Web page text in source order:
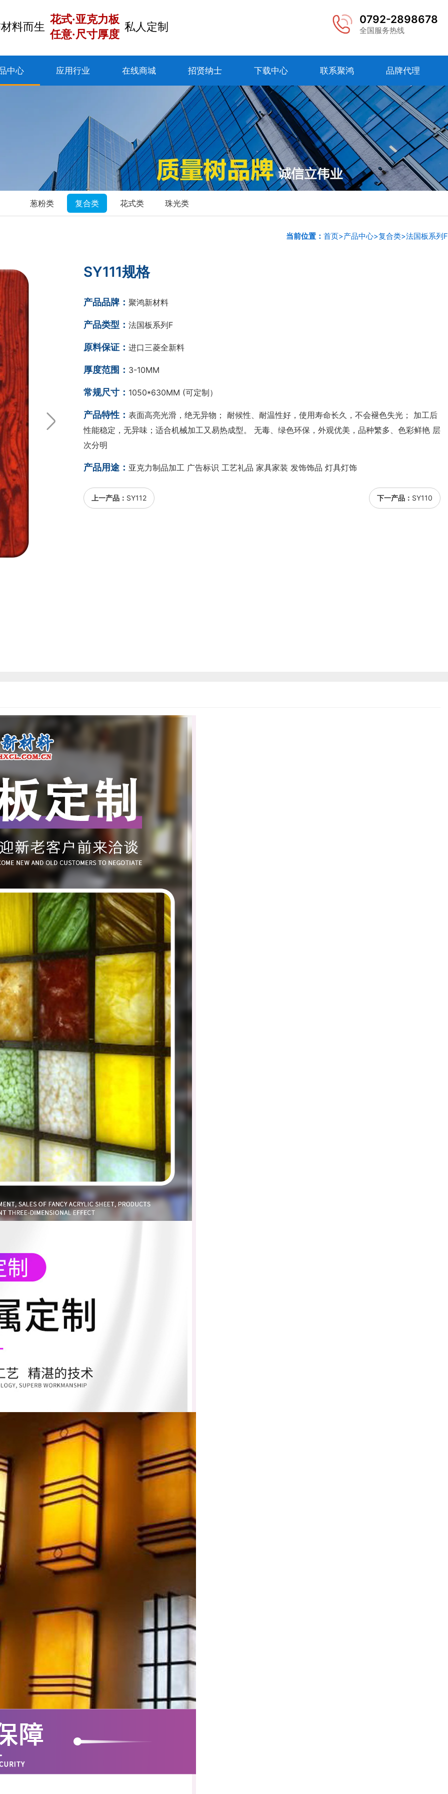
0792-2898678
全国服务热线
料而生
花式·亚克力板
任意·尺寸厚度
私人定制
中心 应用行业 在线商城 招贤纳士 下载中心 联系聚鸿 品牌代理
葱粉类 复合类 花式类 珠光类
当前位置： 首页>产品中心>复合类>法国板系列F
SY111规格
产品品牌： 聚鸿新材料
产品类型： 法国板系列F
原料保证： 进口三菱全新料
厚度范围： 3-10MM
常规尺寸： 1050*630MM (可定制）
产品特性： 表面高亮光滑，绝无异物； 耐候性、耐温性好，使用寿命长久，不会褪色失光； 加工后
性能稳定，无异味；适合机械加工又易热成型。 无毒、绿色环保，外观优美，品种繁多、色彩鲜艳 层
次分明
产品用途： 亚克力制品加工 广告标识 工艺礼品 家具家装 发饰饰品 灯具灯饰
上一产品： SY112 下一产品： SY110